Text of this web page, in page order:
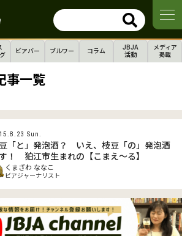
ビアバー ブルワー コラム
JBJA
活動
メディア
掲載
事一覧
Sun.
「と」発泡酒？ いえ、枝豆「の」発泡酒
！ 狛江市生まれの【こまえ～る】
くまざわ ななこ
ビアジャーナリスト